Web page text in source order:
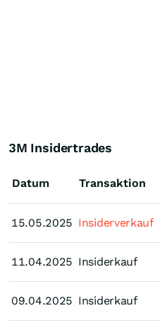
3M Insidertrades
Datum
15.05.2025
11.04.2025
09.04.2025
Transaktion
15.05.2025 Insiderverkauf
11.04.2025 Insiderkauf
09.04.2025 Insiderkauf